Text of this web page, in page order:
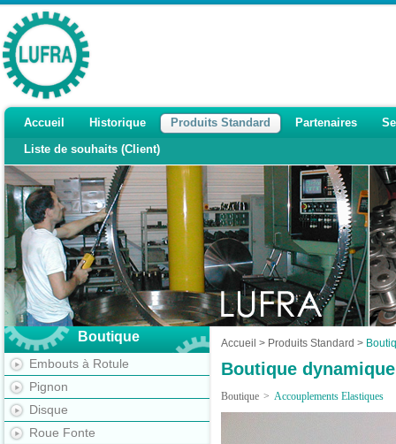
Accueil Historique Produits Standard Partenaires
Liste de souhaits (Client)
Boutique
Embouts à Rotule
Pignon
Disque
Roue Fonte
Accueil > Produits Standard >
Boutique dynamique
Boutique > Accouplements Elastiques